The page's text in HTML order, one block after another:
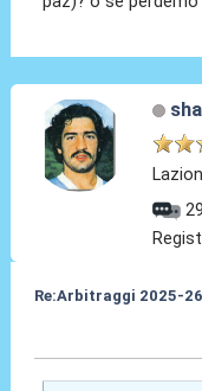
Re:Arbitraggi 2025-26